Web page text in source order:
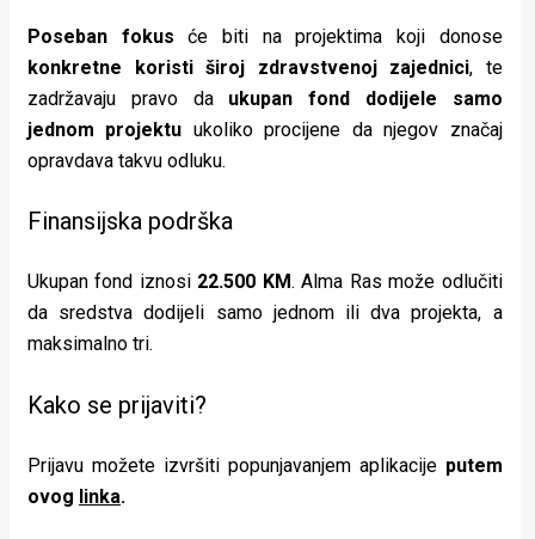
Poseban fokus će biti na projektima koji donose
konkretne koristi široj zdravstvenoj zajednici, te
zadržavaju pravo da ukupan fond dodijele samo
jednom projektu ukoliko procijene da njegov značaj
opravdava takvu odluku.
Finansijska podrška
Ukupan fond iznosi 22.500 KM. Alma Ras može odlučiti
da sredstva dodijeli samo jednom ili dva projekta, a
maksimalno tri.
Kako se prijaviti?
Prijavu možete izvršiti popunjavanjem aplikacije putem
ovog linka.